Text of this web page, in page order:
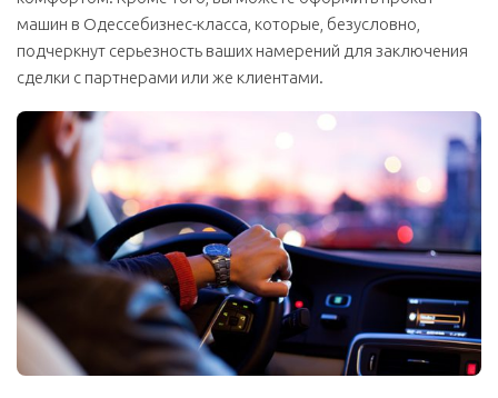
машин в Одессебизнес-класса, которые, безусловно,
подчеркнут серьезность ваших намерений для заключения
сделки с партнерами или же клиентами.